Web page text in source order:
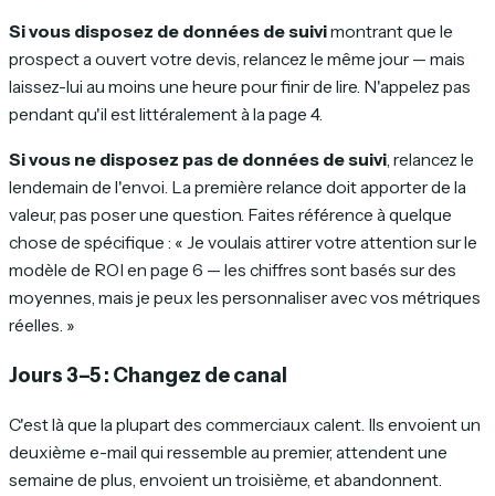
Si vous disposez de données de suivimontrant que le
prospect a ouvert votre devis, relancez le même jour — mais
laissez-lui au moins une heure pour finir de lire. N'appelez pas
pendant qu'il est littéralement à la page 4.
Si vous ne disposez pas de données de suivi, relancez le
lendemain de l'envoi. La première relance doit apporter de la
valeur, pas poser une question. Faites référence à quelque
chose de spécifique : « Je voulais attirer votre attention sur le
modèle de ROI en page 6 — les chiffres sont basés sur des
moyennes, mais je peux les personnaliser avec vos métriques
réelles. »
Jours 3–5 : Changez de canal
C'est là que la plupart des commerciaux calent. Ils envoient un
deuxième e-mail qui ressemble au premier, attendent une
semaine de plus, envoient un troisième, et abandonnent.